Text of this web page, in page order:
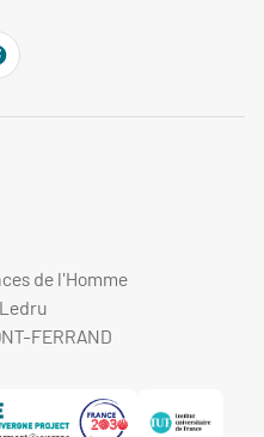
de l'Homme
FERRAND